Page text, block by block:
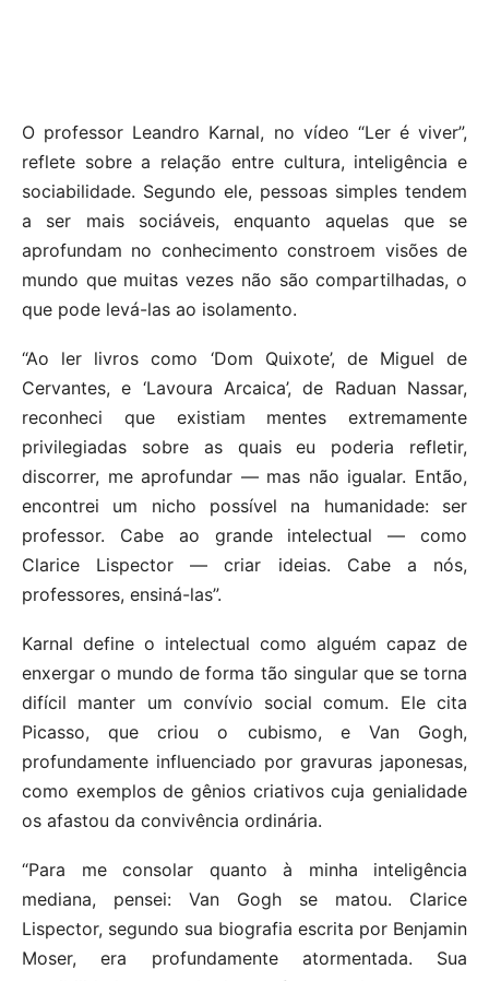
O professor Leandro Karnal, no vídeo “Ler é viver”,
reflete sobre a relação entre cultura, inteligência e
sociabilidade. Segundo ele, pessoas simples tendem
a ser mais sociáveis, enquanto aquelas que se
aprofundam no conhecimento constroem visões de
mundo que muitas vezes não são compartilhadas, o
que pode levá-las ao isolamento.
“Ao ler livros como ‘Dom Quixote’, de Miguel de
Cervantes, e ‘Lavoura Arcaica’, de Raduan Nassar,
reconheci que existiam mentes extremamente
privilegiadas sobre as quais eu poderia refletir,
discorrer, me aprofundar — mas não igualar. Então,
encontrei um nicho possível na humanidade: ser
professor. Cabe ao grande intelectual — como
Clarice Lispector — criar ideias. Cabe a nós,
professores, ensiná-las”.
Karnal define o intelectual como alguém capaz de
enxergar o mundo de forma tão singular que se torna
difícil manter um convívio social comum. Ele cita
Picasso, que criou o cubismo, e Van Gogh,
profundamente influenciado por gravuras japonesas,
como exemplos de gênios criativos cuja genialidade
os afastou da convivência ordinária.
“Para me consolar quanto à minha inteligência
mediana, pensei: Van Gogh se matou. Clarice
Lispector, segundo sua biografia escrita por Benjamin
Moser, era profundamente atormentada. Sua